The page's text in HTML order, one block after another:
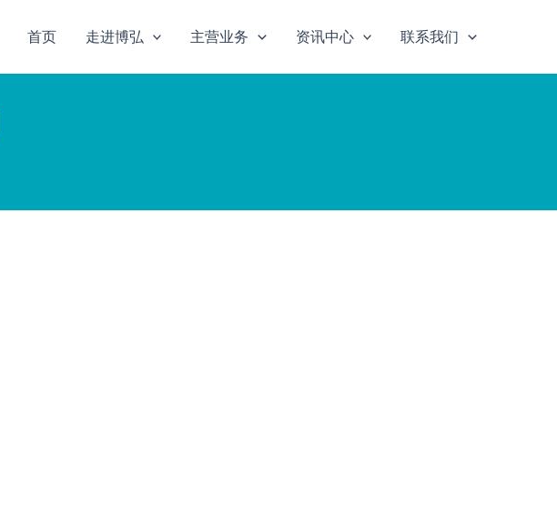
首页 走进博弘 主营业务 资讯中心 联系我们